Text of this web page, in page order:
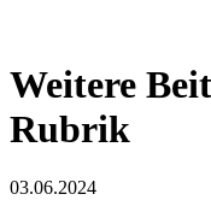
Weitere
Rubrik
03.06.2024